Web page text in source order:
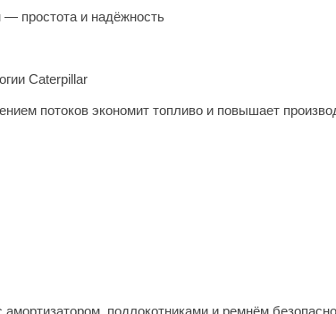
простота и надёжность
Caterpillar
потоков экономит топливо и повышает
подлокотниками и ремнём